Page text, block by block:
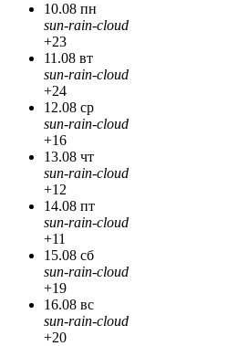
10.08 пн
sun-rain-cloud
+23
11.08 вт
sun-rain-cloud
+24
12.08 ср
sun-rain-cloud
+16
13.08 чт
sun-rain-cloud
+12
14.08 пт
sun-rain-cloud
+11
15.08 сб
sun-rain-cloud
+19
16.08 вс
sun-rain-cloud
+20